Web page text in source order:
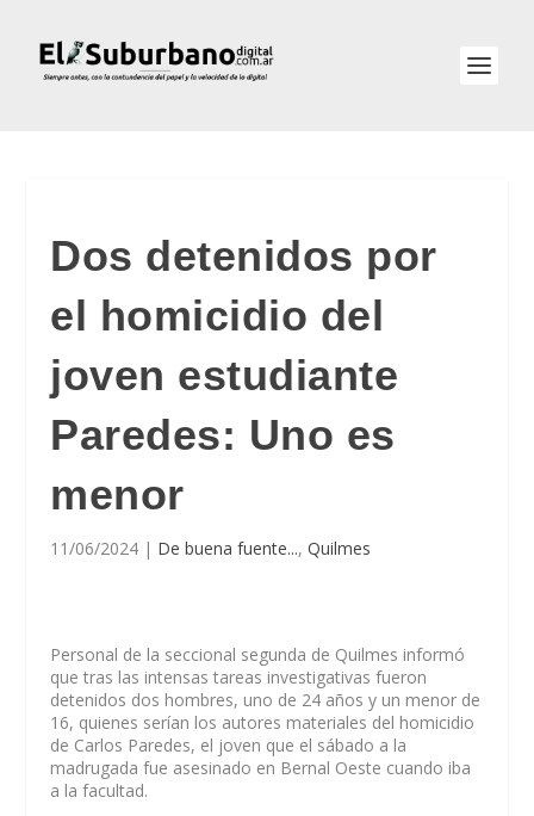
Dos detenidos por
el homicidio del
joven estudiante
Paredes: Uno es
menor
11/06/2024 | De buena fuente...,Quilmes
Personal de la seccional segunda de Quilmes informó
que tras las intensas tareas investigativas fueron
detenidos dos hombres, uno de 24 años y un menor de
16, quienes serían los autores materiales del homicidio
de Carlos Paredes, el joven que el sábado a la
madrugada fue asesinado en Bernal Oeste cuando iba
a la facultad.